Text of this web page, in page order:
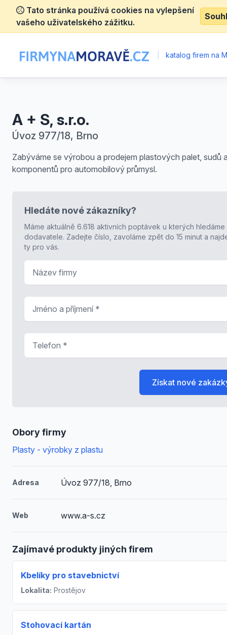
Tato stránka používá cookies na vylepšení
vašeho uživatelského zážitku.
katalog firem na
A + S, s.r.o.
Úvoz 977/18, Brno
Zabýváme se výrobou a prodejem plastových palet, sudů
komponentů pro automobilový průmysl.
Obory firmy
Plasty - výrobky z plastu
Adresa Úvoz 977/18, Brno
Web www.a-s.cz
Zajímavé produkty jiných firem
Kbelíky pro stavebnictví
Lokalita: Prostějov
Stohovací kartán
Hledáte nové zákazníky?
Máme aktuálně 6.618 aktivních poptávek u kterých hledáme
dodavatele. Zadejte číslo, zavoláme zpět do 15 minut a
ty pro vás.
Získat nové